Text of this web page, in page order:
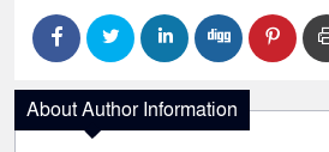
About Author Information